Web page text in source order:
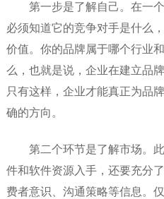
第一步是了解自己。在一
必须知道它的竞争对手是什么
价值。你的品牌属于哪个行业
么，也就是说，企业在建立品
只有这样，企业才能真正为品
确的方向。
第二个环节是了解市场。
件和软件资源入手，还要充分
费者意识、沟通策略等信息。